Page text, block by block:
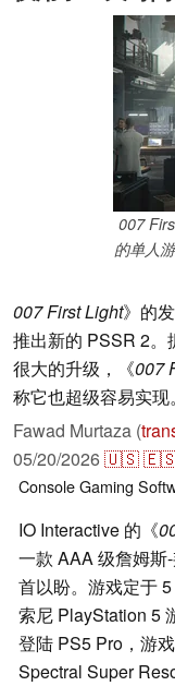
007
的单人
007 First Light》的
推出新的 PSSR 2。
很大的升级，《007
称它也超级容易实现。
Fawad Murtaza (
05/20/2026🇺🇸
ConsoleGaming
IO Interactive 的《
一款 AAA 级詹姆斯
首以盼。游戏定于 5
索尼 PlayStation 5
登陆 PS5 Pro，游
Spectral Super